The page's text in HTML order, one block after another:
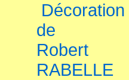
Décoration
de
Robert
RABELLE